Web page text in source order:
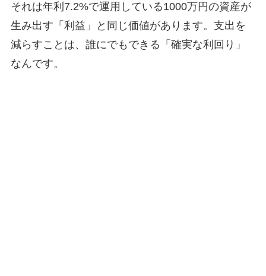
それは年利7.2%で運用している1000万円の資産が
生み出す「利益」と同じ価値があります。支出を
減らすことは、誰にでもできる「確実な利回り」
なんです。